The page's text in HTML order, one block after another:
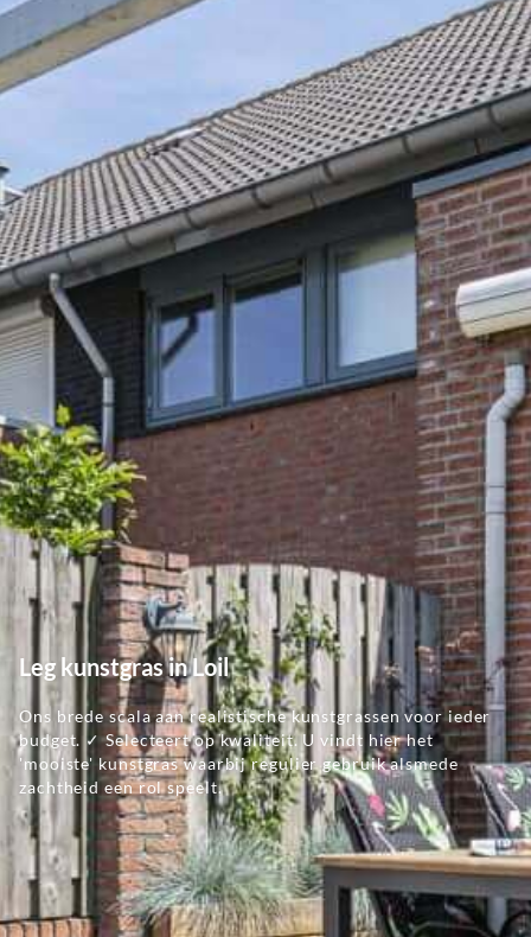
Leg kunstgras in Loil
Ons brede scala aan realistische kunstgrassen voor ieder
budget. ✓ Selecteert op kwaliteit. U vindt hier het
'mooiste' kunstgras waarbij regulier gebruik alsmede
zachtheid een rol speelt.